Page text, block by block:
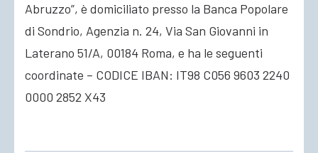
Abruzzo”, è domiciliato presso la Banca Popolare
di Sondrio, Agenzia n. 24, Via San Giovanni in
Laterano 51/A, 00184 Roma, e ha le seguenti
coordinate – CODICE IBAN: IT98 C056 9603 2240
0000 2852 X43